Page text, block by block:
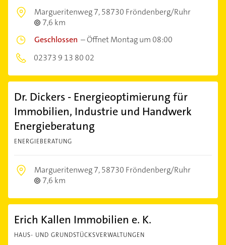
Margueritenweg 7,58730 Fröndenberg/Ruhr
7,6 km
Geschlossen –Öffnet Montag um 08:00
02373 9 13 80 02
Dr. Dickers - Energieoptimierung für
Immobilien, Industrie und Handwerk
Energieberatung
ENERGIEBERATUNG
Margueritenweg 7,58730 Fröndenberg/Ruhr
7,6 km
Erich Kallen Immobilien e. K.
HAUS- UND GRUNDSTÜCKSVERWALTUNGEN